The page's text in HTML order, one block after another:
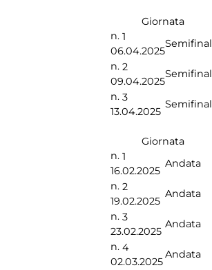
Giornata
n. 1
06.04.2025
n. 2
09.04.2025
n. 3
13.04.2025
Giornata
n. 1
16.02.2025
Andata
n. 2
19.02.2025
Andata
n. 3
23.02.2025
Andata
n. 4
02.03.2025
Andata